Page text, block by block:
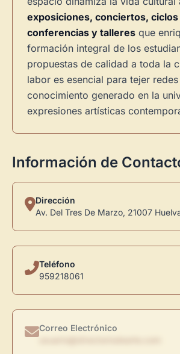
exposiciones, conciertos, ciclos
conferencias y talleres que
formación integral de los
propuestas de calidad a toda la
labor es esencial para tejer
conocimiento generado en la
expresiones artísticas
Información de
Dirección
Av. Del Tres De Marzo, 21007
Teléfono
959218061
Correo Electrónico